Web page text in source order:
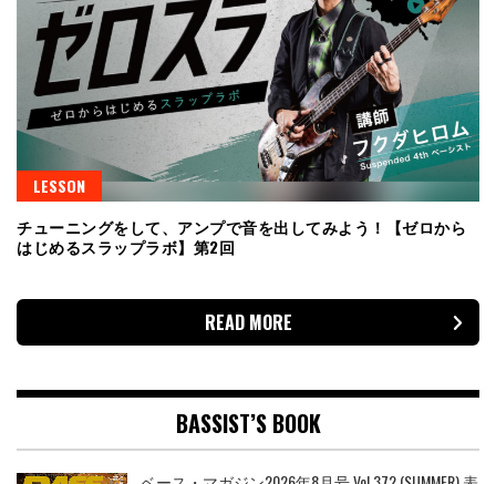
LESSON
チューニングをして、アンプで音を出してみよう！【ゼロから
はじめるスラップラボ】第2回
READ MORE
BASSIST’S BOOK